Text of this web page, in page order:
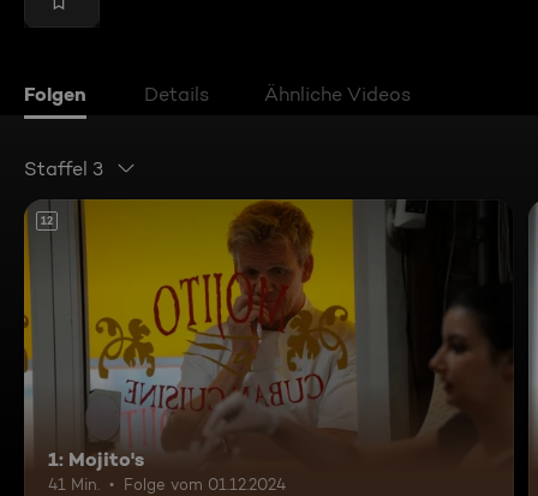
Folgen Details Ähnliche Videos
Staffel 3
12
1: Mojito's
41 Min. Folge vom 01.12.2024